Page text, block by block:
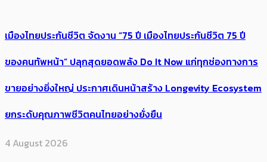
เมืองไทยประกันชีวิต จัดงาน “75 ปี เมืองไทยประกันชีวิต 75 ปี
ของคนทัพหน้า” ปลุกสุดยอดพลัง Do It Now แก่ทุกช่องทางการ
ขายอย่างยิ่งใหญ่ ประกาศเดินหน้าสร้าง Longevity Ecosystem
ยกระดับคุณภาพชีวิตคนไทยอย่างยั่งยืน
4 August 2026